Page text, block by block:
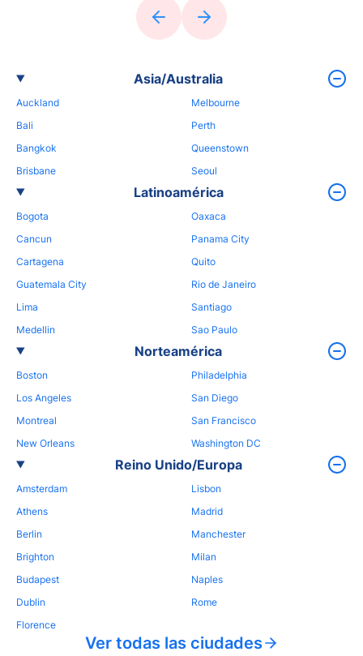
Asia/Australia
Auckland
Bali
Bangkok
Brisbane
Melbourne
Perth
Queenstown
Seoul
Latinoamérica
Bogota
Cancun
Cartagena
Guatemala City
Lima
Medellin
Oaxaca
Panama City
Quito
Rio de Janeiro
Santiago
Sao Paulo
Norteamérica
Boston
Los Angeles
Montreal
New Orleans
Philadelphia
San Diego
San Francisco
Washington DC
Reino Unido/Europa
Amsterdam
Athens
Berlin
Brighton
Budapest
Dublin
Florence
Lisbon
Madrid
Manchester
Milan
Naples
Rome
Ver todas las ciudades